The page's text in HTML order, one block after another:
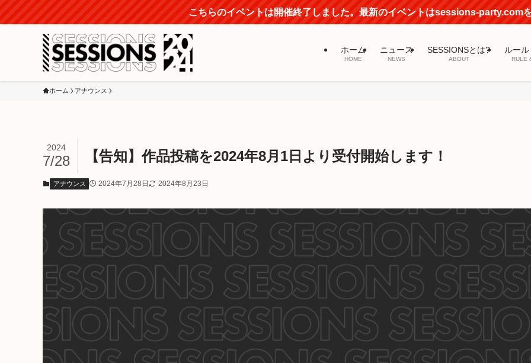
こちらのイベントは開催終了しました。最新のイベントはsessions-party.com
ホーム
HOME
ニュース
NEWS
SESSIONSとは?
ABOUT
ルー
RULE
ホーム アナウンス
【告知】作品投稿を2024年8月1日より受付開始します！
2024
7/28
アナウンス 2024年7月28日 2024年8月23日